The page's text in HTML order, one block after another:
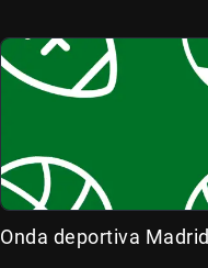
Onda deportiva Madrid